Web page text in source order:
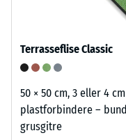
Terrasseflise Classic
50 × 50 cm, 3 eller 4
plastforbindere –
grusgitre